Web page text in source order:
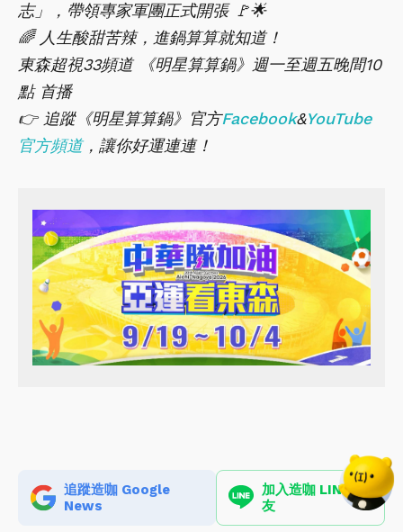
志」，帶領專家軍團正式開張 🚩🌟
🌈 人生酸甜苦辣，進鍋算算就知道！
東森超視33頻道 《明星算算鍋》週一至週五晚間10
點 首播
👉 追蹤《明星算算鍋》官方Facebook&YouTube
官方頻道，讓你好運連連！
追蹤造咖 Google
News
加入造咖 LINE 好
友